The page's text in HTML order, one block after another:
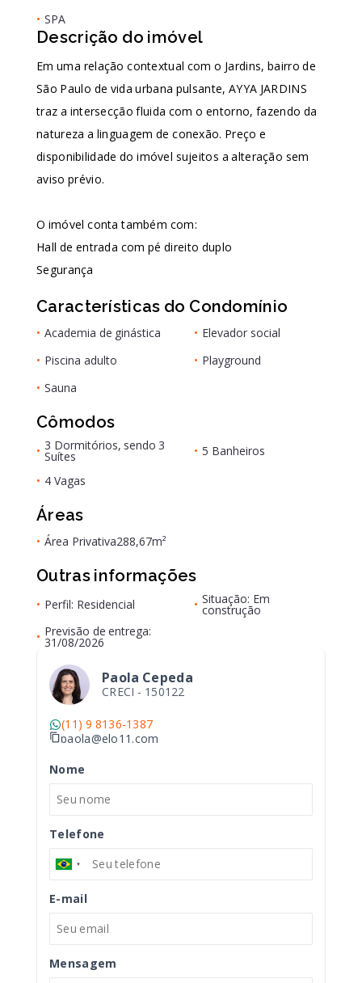
• SPA
Descrição do imóvel
Em uma relação contextual com o Jardins, bairro de
São Paulo de vida urbana pulsante, AYYA JARDINS
traz a intersecção fluida com o entorno, fazendo da
natureza a linguagem de conexão. Preço e
disponibilidade do imóvel sujeitos a alteração sem
aviso prévio.
O imóvel conta também com:
Hall de entrada com pé direito duplo
Segurança
Características do Condomínio
• Academia de ginástica • Elevador social
• Piscina adulto • Playground
• Sauna
Cômodos
• 3 Dormitórios, sendo 3
Suítes • 5 Banheiros
• 4 Vagas
Áreas
• Área Privativa288,67m²
Outras informações
• Perfil: Residencial • Situação: Em
construção
• Previsão de entrega:
31/08/2026
Paola Cepeda
CRECI - 150122
(11) 9 8136-1387
paola@elo11.com
Nome
Telefone
E-mail
Mensagem